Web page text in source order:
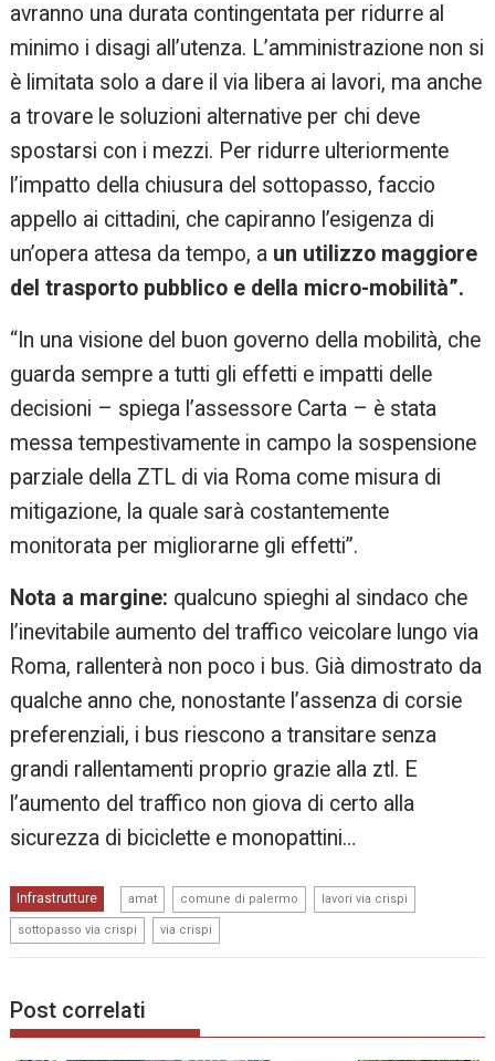
avranno una durata contingentata per ridurre al
minimo i disagi all’utenza. L’amministrazione non si
è limitata solo a dare il via libera ai lavori, ma anche
a trovare le soluzioni alternative per chi deve
spostarsi con i mezzi. Per ridurre ulteriormente
l’impatto della chiusura del sottopasso, faccio
appello ai cittadini, che capiranno l’esigenza di
un’opera attesa da tempo, a un utilizzo maggiore
del trasporto pubblico e della micro-mobilità”.
“In una visione del buon governo della mobilità, che
guarda sempre a tutti gli effetti e impatti delle
decisioni – spiega l’assessore Carta – è stata
messa tempestivamente in campo la sospensione
parziale della ZTL di via Roma come misura di
mitigazione, la quale sarà costantemente
monitorata per migliorarne gli effetti”.
Nota a margine: qualcuno spieghi al sindaco che
l’inevitabile aumento del traffico veicolare lungo via
Roma, rallenterà non poco i bus. Già dimostrato da
qualche anno che, nonostante l’assenza di corsie
preferenziali, i bus riescono a transitare senza
grandi rallentamenti proprio grazie alla ztl. E
l’aumento del traffico non giova di certo alla
sicurezza di biciclette e monopattini…
Infrastrutture amat comune di palermo lavori via crispi
sottopasso via crispi via crispi
Post correlati